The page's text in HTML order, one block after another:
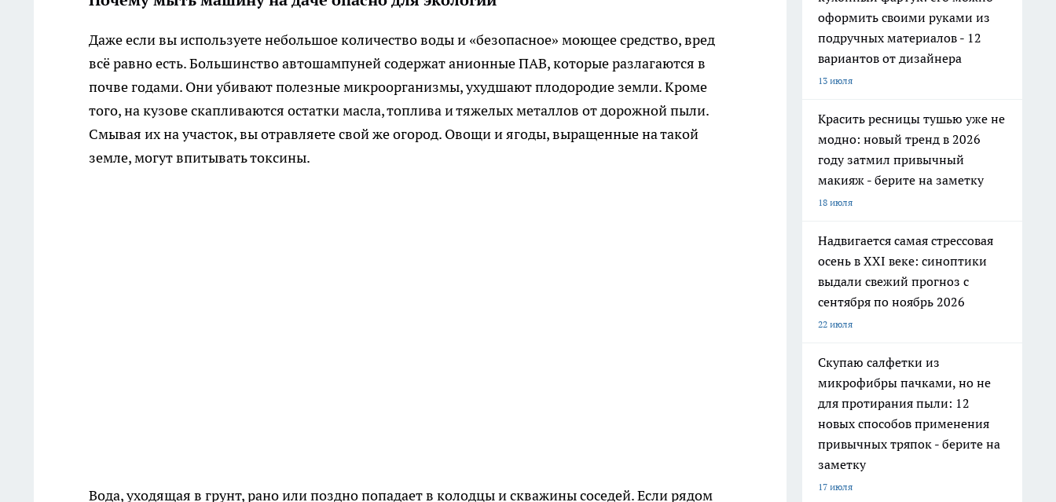
Даже если вы используете небольшое количество воды и «безопасное» моющее средство, вред
всё равно есть. Большинство автошампуней содержат анионные ПАВ, которые разлагаются в
почве годами. Они убивают полезные микроорганизмы, ухудшают плодородие земли. Кроме
того, на кузове скапливаются остатки масла, топлива и тяжелых металлов от дорожной пыли.
Смывая их на участок, вы отравляете свой же огород. Овощи и ягоды, выращенные на такой
земле, могут впитывать токсины.
Вода, уходящая в грунт, рано или поздно попадает в колодцы и скважины соседей. Если рядом
оформить своими руками из
подручных материалов - 12
вариантов от дизайнера
13 июля
Красить ресницы тушью уже не
модно: новый тренд в 2026
году затмил привычный
макияж - берите на заметку
18 июля
Надвигается самая стрессовая
осень в XXI веке: синоптики
выдали свежий прогноз с
сентября по ноябрь 2026
22 июля
Скупаю салфетки из
микрофибры пачками, но не
для протирания пыли: 12
новых способов применения
привычных тряпок - берите на
заметку
17 июля